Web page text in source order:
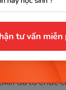
tư vấn miễn
trình và kỹ
sắp xếp
đại. Không
giáo viên giàu
đã tổ chức